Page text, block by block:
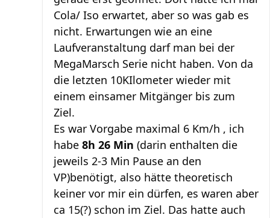
Cola/ Iso erwartet, aber so was gab es
nicht. Erwartungen wie an eine
Laufveranstaltung darf man bei der
MegaMarsch Serie nicht haben. Von da
die letzten 10KIlometer wieder mit
einem einsamer Mitgänger bis zum
Ziel.
Es war Vorgabe maximal 6 Km/h , ich
habe 8h 26 Min (darin enthalten die
jeweils 2-3 Min Pause an den
VP)benötigt, also hätte theoretisch
keiner vor mir ein dürfen, es waren aber
ca 15(?) schon im Ziel. Das hatte auch